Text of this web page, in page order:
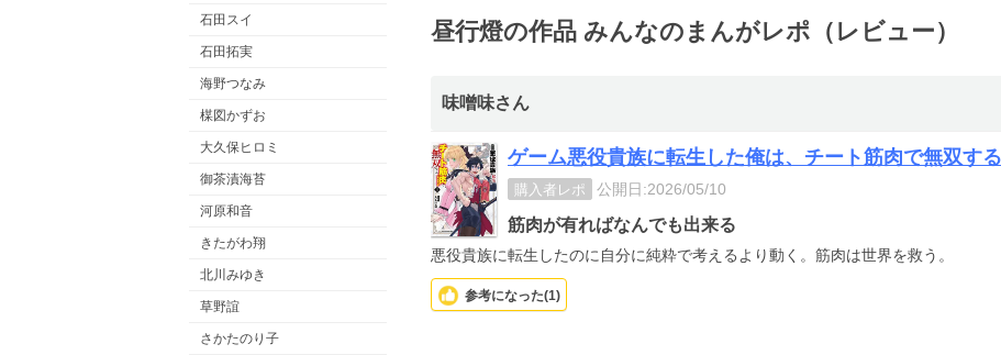
石田スイ
石田拓実
海野つなみ
楳図かずお
大久保ヒロミ
御茶漬海苔
河原和音
きたがわ翔
北川みゆき
草野誼
さかたのり子
昼行燈の作品 みんなのまんがレポ（レビュー）
味噌味さん
ゲーム悪役貴族に転生した俺は、チート筋肉で無双する
購入者レポ 公開日:2026/05/10
筋肉が有ればなんでも出来る
悪役貴族に転生したのに自分に純粋で考えるより動く。筋肉は世界を救う。
参考になった(1)